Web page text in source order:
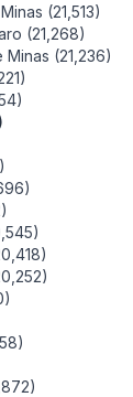
(21,513)
(21,268)
(21,236)